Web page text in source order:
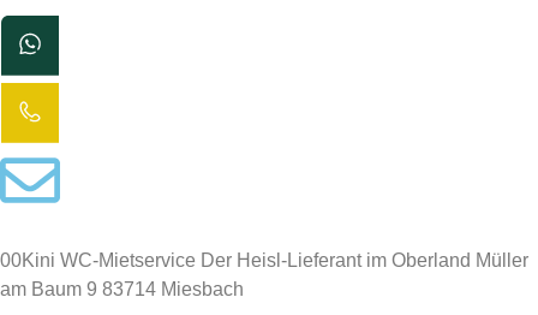
00Kini WC-Mietservice Der Heisl-Lieferant im Oberland Müller
am Baum 9 83714 Miesbach